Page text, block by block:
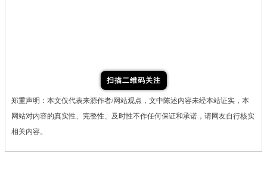
扫描二维码关注
郑重声明：本文仅代表来源作者/网站观点，文中陈述内容未经本站证实，本
网站对内容的真实性、完整性、及时性不作任何保证和承诺，请网友自行核实
相关内容。